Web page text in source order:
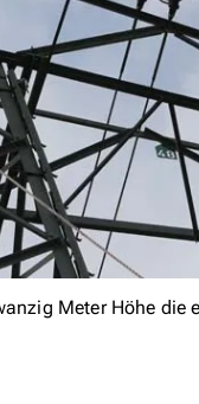
Meter Höhe die